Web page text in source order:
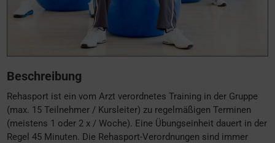
Beschreibung
Rehasport ist ein vom Arzt verordnetes Training in der Gruppe
(max. 15 Teilnehmer / Kursleiter) zu regelmäßigen Terminen
(meistens 1 oder 2 x / Woche). Eine Übungseinheit dauert in der
Regel 45 Minuten. Die Rehasport-Verordnungen sind immer